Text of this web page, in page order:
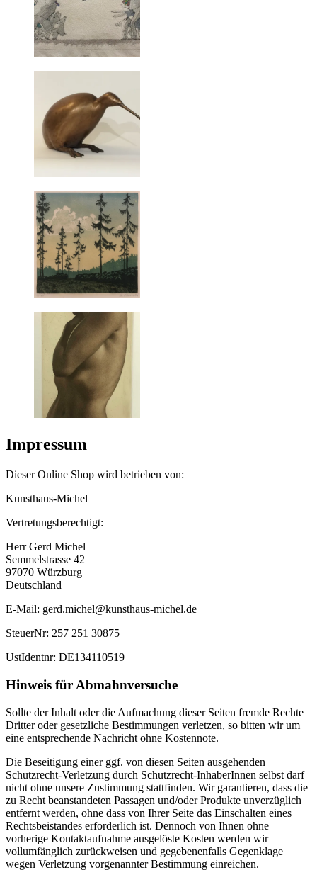
Impressum
Dieser Online Shop wird betrieben von:
Kunsthaus-Michel
Vertretungsberechtigt:
Herr Gerd Michel
Semmelstrasse 42
97070 Würzburg
Deutschland
E-Mail: gerd.michel@kunsthaus-michel.de
SteuerNr: 257 251 30875
UstIdentnr: DE134110519
Hinweis für Abmahnversuche
Sollte der Inhalt oder die Aufmachung dieser Seiten fremde Rechte
Dritter oder gesetzliche Bestimmungen verletzen, so bitten wir um
eine entsprechende Nachricht ohne Kostennote.
Die Beseitigung einer ggf. von diesen Seiten ausgehenden
Schutzrecht-Verletzung durch Schutzrecht-InhaberInnen selbst darf
nicht ohne unsere Zustimmung stattfinden. Wir garantieren, dass die
zu Recht beanstandeten Passagen und/oder Produkte unverzüglich
entfernt werden, ohne dass von Ihrer Seite das Einschalten eines
Rechtsbeistandes erforderlich ist. Dennoch von Ihnen ohne
vorherige Kontaktaufnahme ausgelöste Kosten werden wir
vollumfänglich zurückweisen und gegebenenfalls Gegenklage
wegen Verletzung vorgenannter Bestimmung einreichen.